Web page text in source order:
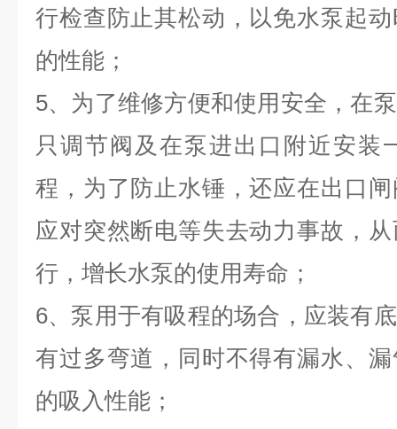
行检查防止其松动，以免水泵起
的性能；
5、为了维修方便和使用安全，在
只调节阀及在泵进出口附近安装
程，为了防止水锤，还应在出口
应对突然断电等失去动力事故，
行，增长水泵的使用寿命；
6、泵用于有吸程的场合，应装有
有过多弯道，同时不得有漏水、
的吸入性能；